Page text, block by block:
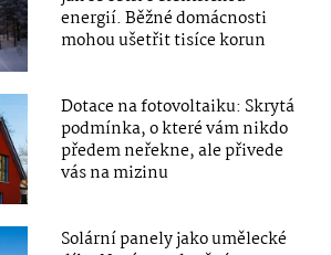
energií. Běžné domácnosti
mohou ušetřit tisíce korun
Dotace na fotovoltaiku: Skrytá
podmínka, o které vám nikdo
předem neřekne, ale přivede
vás na mizinu
Solární panely jako umělecké